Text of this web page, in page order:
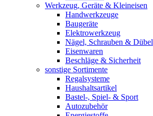
Werkzeug, Geräte & Kleineisen
Handwerkzeuge
Baugeräte
Elektrowerkzeug
Nägel, Schrauben & Dübel
Eisenwaren
Beschläge & Sicherheit
sonstige Sortimente
Regalsysteme
Haushaltsartikel
Bastel-, Spiel- & Sport
Autozubehör